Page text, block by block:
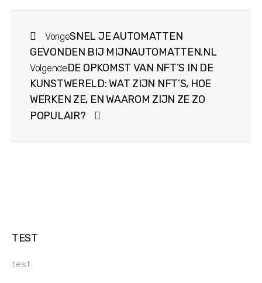
VorigeSNEL JE AUTOMATTEN
GEVONDEN BIJ MIJNAUTOMATTEN.NL
VolgendeDE OPKOMST VAN NFT’S IN DE
KUNSTWERELD: WAT ZIJN NFT’S, HOE
WERKEN ZE, EN WAAROM ZIJN ZE ZO
POPULAIR?
TEST
test